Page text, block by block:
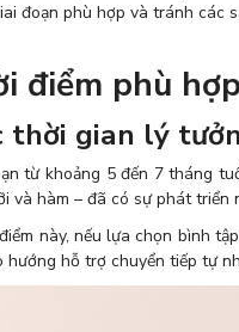
đoạn phù hợp và tránh các
điểm phù
thời gian lý
từ khoảng 5 đến 7 tháng
và hàm – đã có sự phát
này, nếu lựa chọn bình
hướng hỗ trợ chuyển tiếp tự